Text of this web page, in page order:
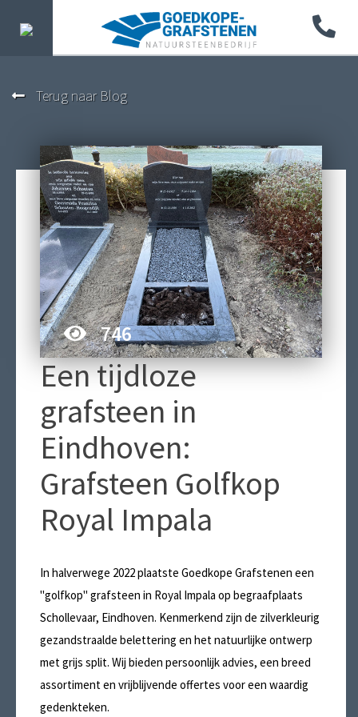
Terug naar Blog
746
Een tijdloze
grafsteen in
Eindhoven:
Grafsteen Golfkop
Royal Impala
In halverwege 2022 plaatste Goedkope Grafstenen een
"golfkop" grafsteen in Royal Impala op begraafplaats
Schollevaar, Eindhoven. Kenmerkend zijn de zilverkleurig
gezandstraalde belettering en het natuurlijke ontwerp
met grijs split. Wij bieden persoonlijk advies, een breed
assortiment en vrijblijvende offertes voor een waardig
gedenkteken.